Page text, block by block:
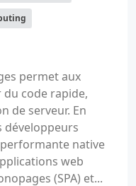
permet aux
code rapide,
de serveur. En
développeurs
native
web
(SPA) et...